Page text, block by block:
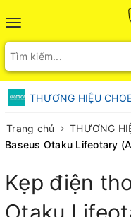
Toggle
navigation
THƯƠNG HIỆU
Trang chủ THƯƠNG
Baseus Otaku Lifeotary
Kẹp điện